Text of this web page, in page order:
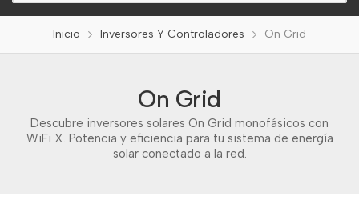
Inicio Inversores Y Controladores On Grid
On Grid
Descubre inversores solares On Grid monofásicos con
WiFi X. Potencia y eficiencia para tu sistema de energía
solar conectado a la red.